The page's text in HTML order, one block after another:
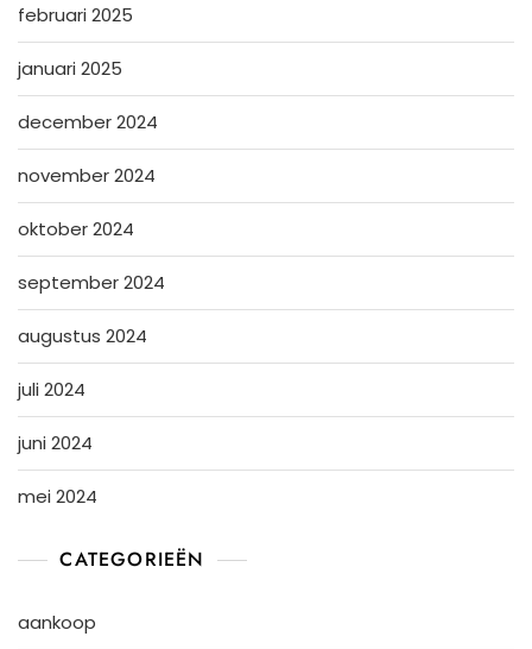
februari 2025
januari 2025
december 2024
november 2024
oktober 2024
september 2024
augustus 2024
juli 2024
juni 2024
mei 2024
CATEGORIEËN
aankoop